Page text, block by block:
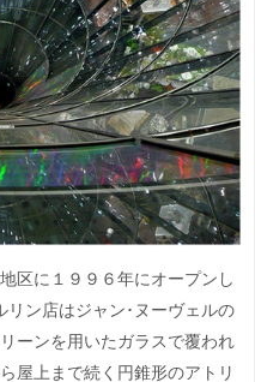
区に１９９６年にオープンし
リン店はジャン･ヌーヴェルの
ーンを用いたガラスで覆われ
屋上まで続く円錐形のアトリ